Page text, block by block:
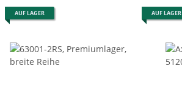
AUF LAGER AUF LAGER